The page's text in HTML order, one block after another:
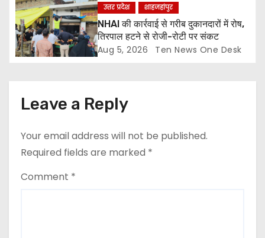
उत्तर प्रदेश शाहजहांपुर
NHAI की कार्रवाई से गरीब दुकानदारों में रोष,
तिरपाल हटने से रोजी-रोटी पर संकट
Aug 5, 2026 Ten News One Desk
Leave a Reply
Your email address will not be published.
Required fields are marked *
Comment *